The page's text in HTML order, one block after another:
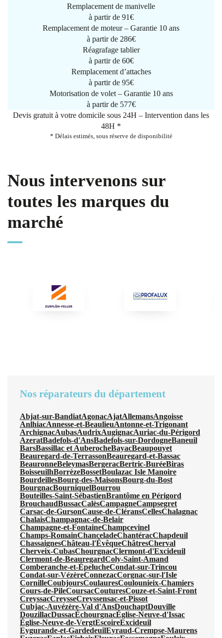
Remplacement de manivelle
à partir de 91€
Remplacement de moteur – Garantie 10 ans
à partir de 286€
Réagrafage tablier
à partir de 60€
Remplacement d’attaches
à partir de 95€
Motorisation de volet – Garantie 10 ans
à partir de 577€
Devis gratuit à votre domicile sous 24H – Intervention dans les
48H *
* Délais estimés, sous réserve de disponibilité
Nous intervenons sur
toutes les marques du
marché
Nos réparateurs du département
Abjat-sur-BandiatAgonacAjatAllemansAngoisse
AnlhiacAnnesse-et-BeaulieuAntonne-et-Trigonant
ArchignacAubasAudrixAugignacAuriac-du-Périgord
AzeratBadefols-d'AnsBadefols-sur-DordogneBaneuil
BarsBassillac et AuberocheBayacBeaupouyet
Beauregard-de-TerrassonBeauregard-et-Bassac
BeauronneBeleymasBergeracBertric-BuréeBiras
BoisseuilhBorrèzeBossetBoulazac Isle Manoire
BourdeillesBourg-des-MaisonsBourg-du-Bost
BourgnacBourniquelBourrou
Bouteilles-Saint-SébastienBrantôme en Périgord
BrouchaudBussacCalèsCampagneCampsegret
Carsac-de-GursonCause-de-CléransCellesChalagnac
ChalaisChampagnac-de-Belair
Champagne-et-FontaineChampcevinel
Champs-RomainChanceladeChantéracChapdeuil
ChassaignesChâteau-l'ÉvêqueChâtresCherval
Cherveix-CubasChourgnacClermont-d'Excideuil
Clermont-de-BeauregardColy-Saint-Amand
Comberanche-et-ÉpelucheCondat-sur-Trincou
Condat-sur-VézèreConnezacCorgnac-sur-l'Isle
CornilleCoubjoursCoulauresCoulounieix-Chamiers
Cours-de-PileCoursacCouturesCouze-et-Saint-Front
CreyssacCreysseCreyssensac-et-Pissot
Cubjac-Auvézère-Val d'AnsDouchaptDouville
DouzillacDussacÉchourgnacÉglise-Neuve-d'Issac
Église-Neuve-de-VergtEscoireExcideuil
Eygurande-et-GardedeuilEyraud-Crempse-Maurens